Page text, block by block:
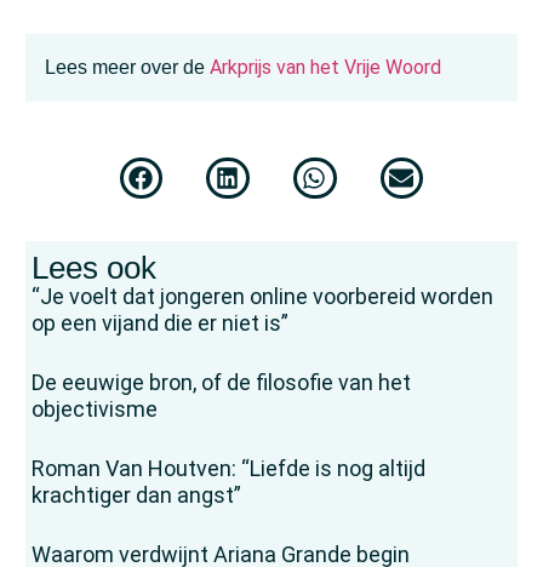
Lees meer over de Arkprijs van het Vrije Woord
Lees ook
“Je voelt dat jongeren online voorbereid worden
op een vijand die er niet is”
De eeuwige bron, of de filosofie van het
objectivisme
Roman Van Houtven: “Liefde is nog altijd
krachtiger dan angst”
Waarom verdwijnt Ariana Grande begin